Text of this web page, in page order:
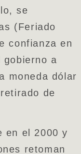
se
(Feriado
confianza en
gobierno a
moneda dólar
de
en el 2000 y
retoman